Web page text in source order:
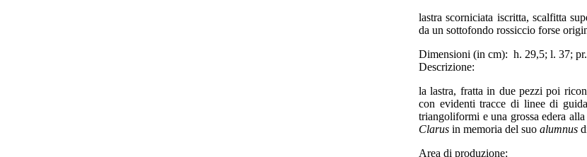
lastra scorniciata iscritta, scalfitta
da un sottofondo rossiccio forse
Dimensioni (in cm): h. 29,5; l. 37;
Descrizione:
la lastra, fratta in due pezzi poi
con evidenti tracce di linee di
triangoliformi e una grossa edera
Clarus in memoria del suo alumnus
Area di produzione: